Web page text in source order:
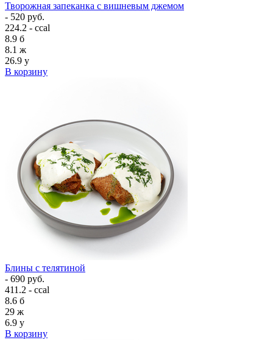
Творожная запеканка с вишневым джемом
- 520 руб.
224.2 - ccal
8.9 б
8.1 ж
26.9 у
В корзину
Блины с телятиной
- 690 руб.
411.2 - ccal
8.6 б
29 ж
6.9 у
В корзину